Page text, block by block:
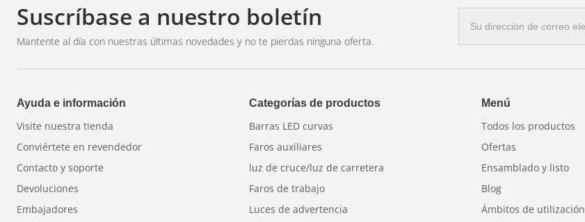
Flujo luminoso: 130 lm
Canbus: Sí
Color: Azul
¿Por qué elegir NeonLux?
NeonLux proporciona más que luz: crea atmósfera.
El resplandor envuelve el habitáculo en una atmósfera cinematográfica de primera calidad, e
Suscríbase a nuestro boletín
Mantente al día con nuestras últimas novedades y no te pierdas ninguna oferta.
electrónico
Ayuda e información
Visite nuestra tienda
Conviértete en revendedor
Contacto y soporte
Devoluciones
Embajadores
Categorías de productos
Barras LED curvas
Faros auxiliares
luz de cruce/luz de carretera
Faros de trabajo
Luces de advertencia
Menú
Todos los productos
Ofertas
Ensamblado y listo
Blog
Ámbitos de utilización